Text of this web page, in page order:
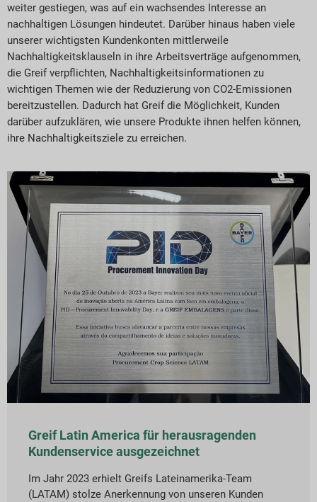
weiter gestiegen, was auf ein wachsendes Interesse an
nachhaltigen Lösungen hindeutet. Darüber hinaus haben viele
unserer wichtigsten Kundenkonten mittlerweile
Nachhaltigkeitsklauseln in ihre Arbeitsverträge aufgenommen,
die Greif verpflichten, Nachhaltigkeitsinformationen zu
wichtigen Themen wie der Reduzierung von CO2-Emissionen
bereitzustellen. Dadurch hat Greif die Möglichkeit, Kunden
darüber aufzuklären, wie unsere Produkte ihnen helfen können,
ihre Nachhaltigkeitsziele zu erreichen.
Greif Latin America für herausragenden
Kundenservice ausgezeichnet
Im Jahr 2023 erhielt Greifs Lateinamerika-Team
(LATAM) stolze Anerkennung von unseren Kunden